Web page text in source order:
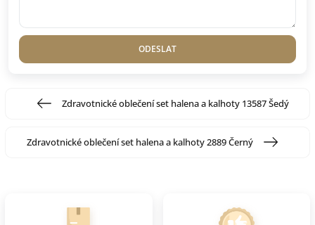
ODESLAT
Zdravotnické oblečení set halena a kalhoty 13587 Šedý
Zdravotnické oblečení set halena a kalhoty 2889 Černý